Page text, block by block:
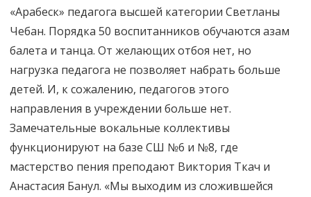
«Арабеск» педагога высшей категории Светланы
Чебан. Порядка 50 воспитанников обучаются азам
балета и танца. От желающих отбоя нет, но
нагрузка педагога не позволяет набрать больше
детей. И, к сожалению, педагогов этого
направления в учреждении больше нет.
Замечательные вокальные коллективы
функционируют на базе СШ №6 и №8, где
мастерство пения преподают Виктория Ткач и
Анастасия Банул. «Мы выходим из сложившейся